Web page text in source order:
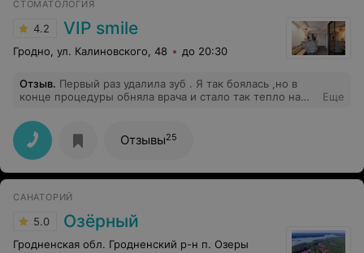
СТОМАТОЛОГИЯ
4.2 VIP smile
Гродно, ул. Калиновского, 48 до 20:30
Отзыв. Первый раз удалила зуб . Я так боялась ,но в
конце процедуры обняла врача и стало так тепло на
,но и не забывает отвлекать в нужные моменты.
Золото ,а не врач. Солтан Лариса Геннадьевна.
Еще
Отзывы25
САНАТОРИЙ
5.0 Озёрный
Гродненская обл. Гродненский р-н п. Озеры